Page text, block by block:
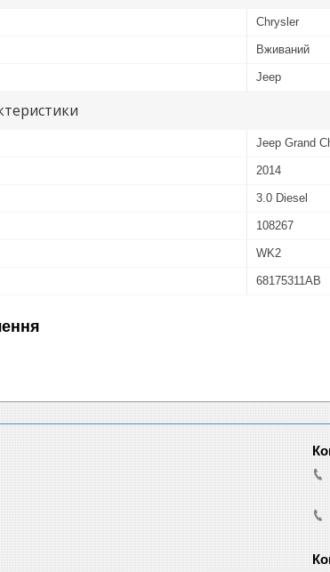
Chrysler
Вживаний
Jeep
Jeep Grand
2014
3.0 Diesel
108267
WK2
68175311AB